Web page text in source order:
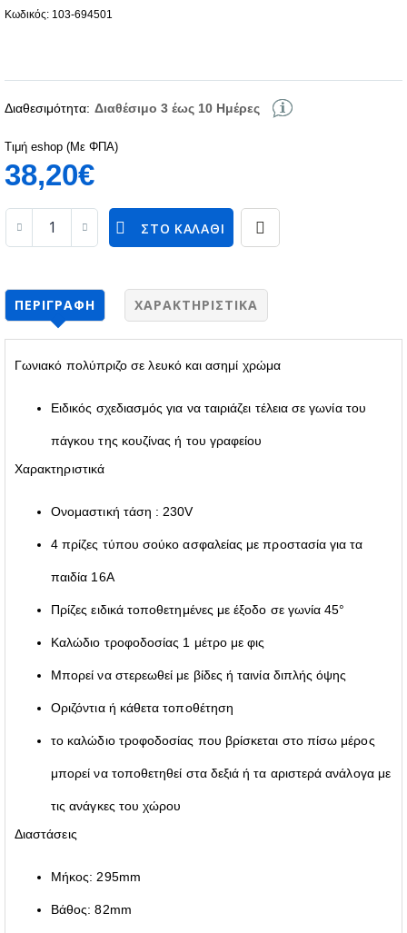
Κωδικός: 103-694501
Διαθεσιμότητα: Διαθέσιμο 3 έως 10 Ημέρες
Τιμή eshop (Με ΦΠΑ)
38,20€
ΣΤΟ ΚΑΛΆΘΙ
ΠΕΡΙΓΡΑΦΉ ΧΑΡΑΚΤΗΡΙΣΤΙΚΆ
Γωνιακό πολύπριζο σε λευκό και ασημί χρώμα
Ειδικός σχεδιασμός για να ταιριάζει τέλεια σε γωνία του
πάγκου της κουζίνας ή του γραφείου
Χαρακτηριστικά
Ονομαστική τάση : 230V
4 πρίζες τύπου σούκο ασφαλείας με προστασία για τα
παιδία 16A
Πρίζες ειδικά τοποθετημένες με έξοδο σε γωνία 45°
Καλώδιο τροφοδοσίας 1 μέτρο με φις
Μπορεί να στερεωθεί με βίδες ή ταινία διπλής όψης
Οριζόντια ή κάθετα τοποθέτηση
το καλώδιο τροφοδοσίας που βρίσκεται στο πίσω μέρος
μπορεί να τοποθετηθεί στα δεξιά ή τα αριστερά ανάλογα με
τις ανάγκες του χώρου
Διαστάσεις
Μήκος: 295mm
Βάθος: 82mm